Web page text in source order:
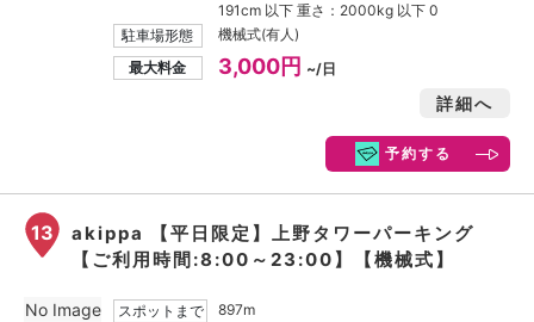
191cm 以下 重さ：2000kg 以下 0
駐車場形態
機械式(有人)
最大料金
3,000円 ~/日
詳細へ
予約する
13
akippa 【平日限定】上野タワーパーキング
【ご利用時間:8:00～23:00】【機械式】
スポットまで
897m
No Image